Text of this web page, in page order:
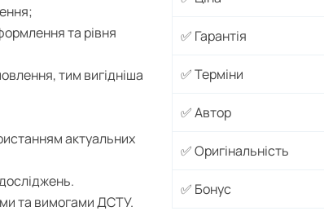
та рівня
тим вигідніша
актуальних
та вимогами ДСТУ.
✅ Гарантія
✅ Терміни
✅ Автор
✅ Оригінальність
✅ Бонус